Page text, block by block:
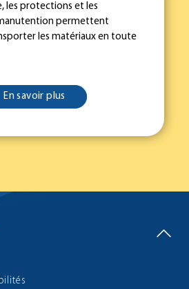
les protections et les
permettent
les matériaux en toute
En savoir plus